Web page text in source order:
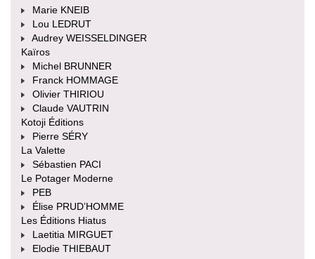
Marie KNEIB
Lou LEDRUT
Audrey WEISSELDINGER
Kaïros
Michel BRUNNER
Franck HOMMAGE
Olivier THIRIOU
Claude VAUTRIN
Kotoji Éditions
Pierre SÉRY
La Valette
Sébastien PACI
Le Potager Moderne
PEB
Élise PRUD’HOMME
Les Éditions Hiatus
Laetitia MIRGUET
Elodie THIEBAUT